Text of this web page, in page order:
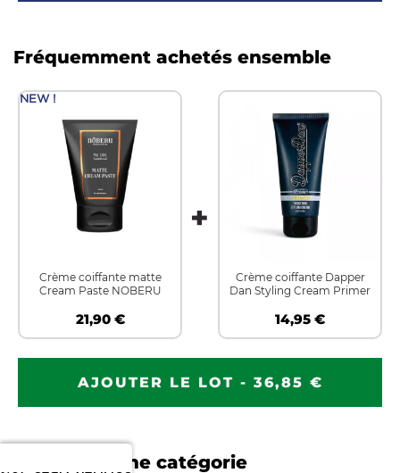
Fréquemment achetés ensemble
NEW !
Crème coiffante matte
Cream Paste NOBERU
21,90 €
Crème coiffante Dapper
Dan Styling Cream Primer
14,95 €
AJOUTER LE LOT - 36,85 €
Dans la même catégorie